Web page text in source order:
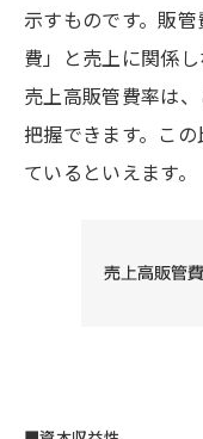
示すものです。販
費」と売上に関係
売上高販管費率は
把握できます。こ
ているといえます。